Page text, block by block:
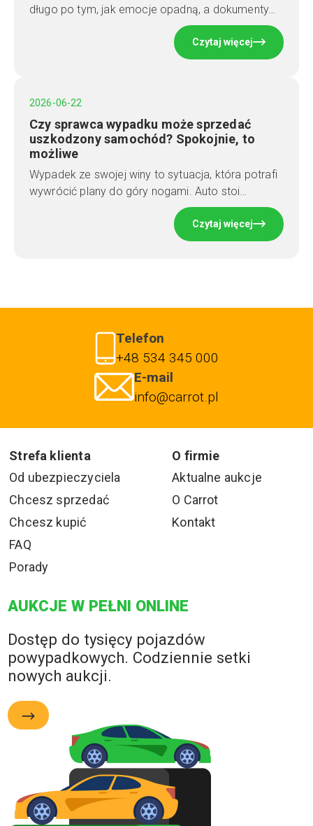
długo po tym, jak emocje opadną, a dokumenty…
Czytaj więcej
2026-06-22
Czy sprawca wypadku może sprzedać
uszkodzony samochód? Spokojnie, to
możliwe
Wypadek ze swojej winy to sytuacja, która potrafi
wywrócić plany do góry nogami. Auto stoi…
Czytaj więcej
Telefon
+48 534 345 000
E-mail
info@carrot.pl
Strefa klienta
O firmie
Od ubezpieczyciela
Chcesz sprzedać
Chcesz kupić
FAQ
Porady
Aktualne aukcje
O Carrot
Kontakt
AUKCJE W PEŁNI ONLINE
Dostęp do tysięcy pojazdów
powypadkowych. Codziennie setki
nowych aukcji.